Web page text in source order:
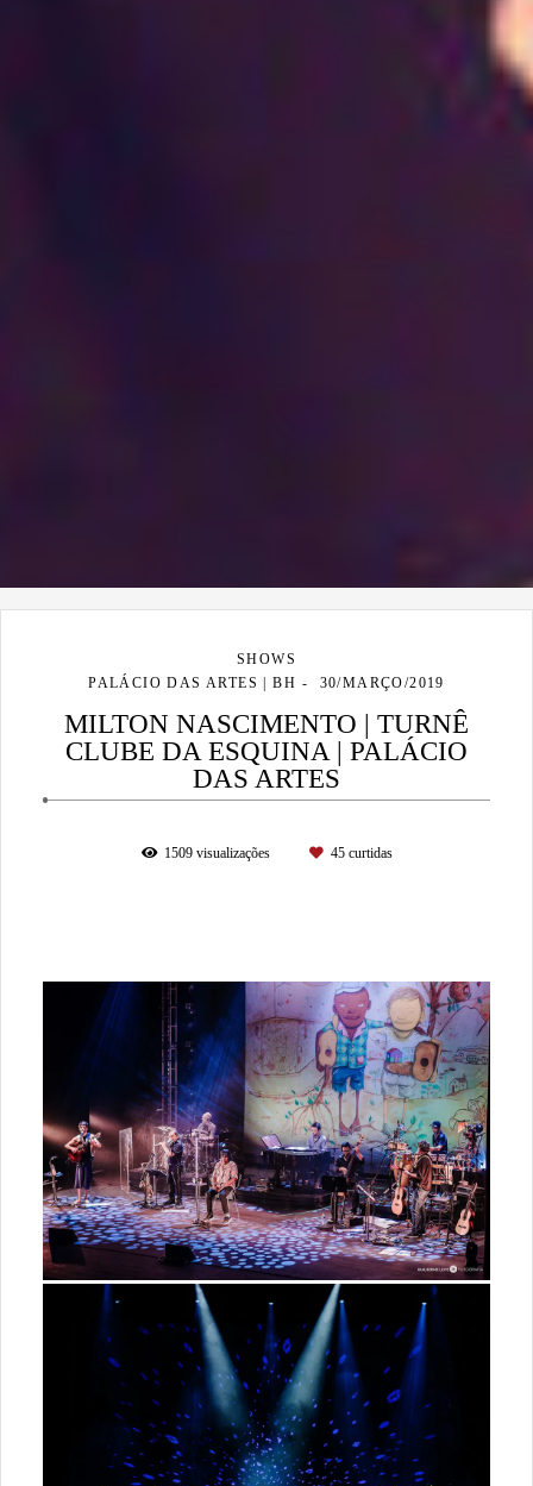
SHOWS
PALÁCIO DAS ARTES | BH
30/MARÇO/2019
MILTON NASCIMENTO | TURNÊ
CLUBE DA ESQUINA | PALÁCIO
DAS ARTES
1509visualizações 45curtidas